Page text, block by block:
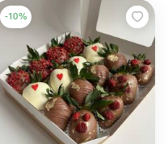
-10%